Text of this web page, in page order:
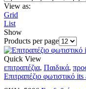
View as:
Grid
List
Show
Products per page
Quick View
επιτραπέζια, Παιδικά,
Επιτραπέζιο φωτιστικό